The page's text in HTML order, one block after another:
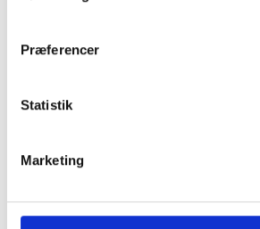
Præferencer
Statistik
Marketing